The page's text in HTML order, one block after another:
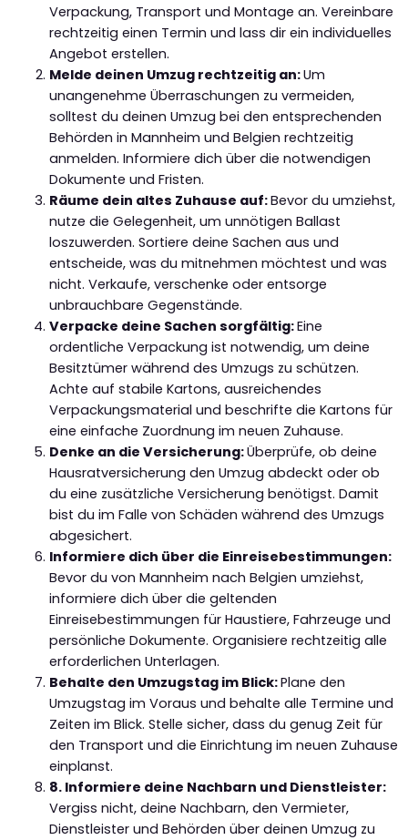
Verpackung, Transport und Montage an. Vereinbare
rechtzeitig einen Termin und lass dir ein individuelles
Angebot erstellen.
Melde deinen Umzug rechtzeitig an:Um
unangenehme Überraschungen zu vermeiden,
solltest du deinen Umzug bei den entsprechenden
Behörden in Mannheim und Belgien rechtzeitig
anmelden. Informiere dich über die notwendigen
Dokumente und Fristen.
Räume dein altes Zuhause auf:Bevor du umziehst,
nutze die Gelegenheit, um unnötigen Ballast
loszuwerden. Sortiere deine Sachen aus und
entscheide, was du mitnehmen möchtest und was
nicht. Verkaufe, verschenke oder entsorge
unbrauchbare Gegenstände.
Verpacke deine Sachen sorgfältig:Eine
ordentliche Verpackung ist notwendig, um deine
Besitztümer während des Umzugs zu schützen.
Achte auf stabile Kartons, ausreichendes
Verpackungsmaterial und beschrifte die Kartons für
eine einfache Zuordnung im neuen Zuhause.
Denke an die Versicherung:Überprüfe, ob deine
Hausratversicherung den Umzug abdeckt oder ob
du eine zusätzliche Versicherung benötigst. Damit
bist du im Falle von Schäden während des Umzugs
abgesichert.
Informiere dich über die Einreisebestimmungen:
Bevor du von Mannheim nach Belgien umziehst,
informiere dich über die geltenden
Einreisebestimmungen für Haustiere, Fahrzeuge und
persönliche Dokumente. Organisiere rechtzeitig alle
erforderlichen Unterlagen.
Behalte den Umzugstag im Blick:Plane den
Umzugstag im Voraus und behalte alle Termine und
Zeiten im Blick. Stelle sicher, dass du genug Zeit für
den Transport und die Einrichtung im neuen Zuhause
einplanst.
8. Informiere deine Nachbarn und Dienstleister:
Vergiss nicht, deine Nachbarn, den Vermieter,
Dienstleister und Behörden über deinen Umzug zu